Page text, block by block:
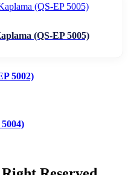
(QS-EP 5005)
5002)